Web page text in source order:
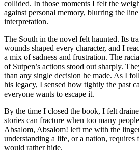
collided. In those moments I felt the
against personal memory, blurring the
interpretation.
The South in the novel felt haunted. Its
wounds shaped every character, and I
a mix of sadness and frustration. The
of Sutpen’s actions stood out sharply.
than any single decision he made. As I
his legacy, I sensed how tightly the past
everyone wants to escape it.
By the time I closed the book, I felt
stories can fracture when too many
Absalom, Absalom! left me with the
understanding a life, or a nation, requires
would rather hide.